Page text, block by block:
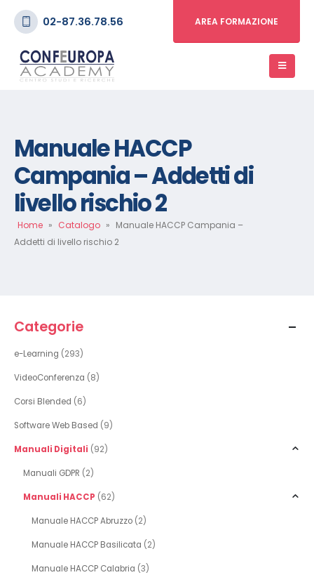
02-87.36.78.56 AREA FORMAZIONE
Manuale HACCP
Campania – Addetti di
livello rischio 2
Home » Catalogo » Manuale HACCP Campania –
Addetti di livello rischio 2
Categorie
e-Learning (293)
VideoConferenza (8)
Corsi Blended (6)
Software Web Based (9)
Manuali Digitali (92)
Manuali GDPR (2)
Manuali HACCP (62)
Manuale HACCP Abruzzo (2)
Manuale HACCP Basilicata (2)
Manuale HACCP Calabria (3)